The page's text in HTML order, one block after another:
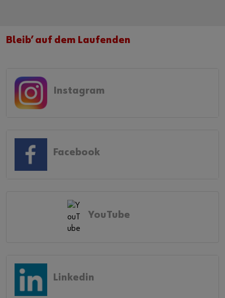
Bleib’ auf dem Laufenden
Instagram
Facebook
YouTube
Linkedin